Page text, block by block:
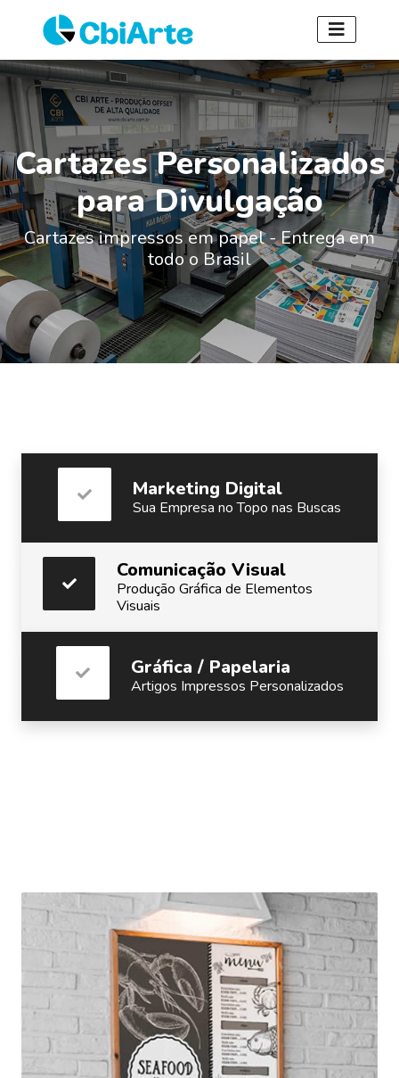
Cartazes Personalizados
para Divulgação
Cartazes impressos em papel - Entrega em
todo o Brasil
Marketing Digital
Sua Empresa no Topo nas Buscas
Comunicação Visual
Produção Gráfica de Elementos
Visuais
Gráfica / Papelaria
Artigos Impressos Personalizados